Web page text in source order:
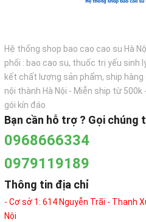
Hệ thống shop bao cao cao su Hà
phối : bao cao su, thuốc trị yếu sinh
kết chất lượng sản phẩm, ship
nội thành Hà Nội - Miễn ship từ
gói kín đáo
Bạn cần hỗ trợ ? Gọi chúng
0968666334
0979119189
Thông tin địa chỉ
- Cơ sở 1: 614 Nguyễn Trãi - Thanh
Nội